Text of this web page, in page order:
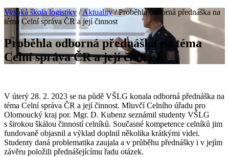
Vysoká škola logistiky /Aktuality/Proběhla odborná přednáška na
téma Celní správa ČR a její činnost
Proběhla odborná přednáška na téma
Celní správa ČR a její činnost
V úterý 28. 2. 2023 se na půdě VŠLG konala odborná přednáška na
téma Celní správa ČR a její činnost. Mluvčí Celního úřadu pro
Olomoucký kraj por. Mgr. D. Kubenz seznámil studenty VŠLG
s širokou škálou činností celníků. Současné kompetence celníků jim
fundovaně objasnil a výklad doplnil několika krátkými videi.
Studenty daná problematika zaujala a v průběhu přednášky i v jejím
závěru položili přednášejícímu řadu otázek.